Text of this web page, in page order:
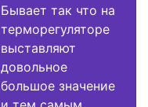
Бывает так что на
терморегуляторе
выставляют
довольное
большое значение